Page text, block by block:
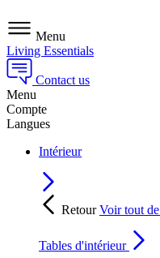
Menu
Living Essentials
Contact us
Menu
Compte
Langues
Intérieur
RetourVoir tout de
Tables d'intérieur